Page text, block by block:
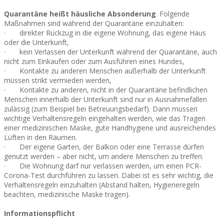
Quarantäne heißt häusliche Absonderung. Folgende
Maßnahmen sind während der Quarantäne einzuhalten:
· direkter Rückzug in die eigene Wohnung, das eigene Haus
oder die Unterkunft,
· kein Verlassen der Unterkunft während der Quarantäne, auch
nicht zum Einkaufen oder zum Ausführen eines Hundes,
· Kontakte zu anderen Menschen außerhalb der Unterkunft
müssen strikt vermieden werden,
· Kontakte zu anderen, nicht in der Quarantäne befindlichen
Menschen innerhalb der Unterkunft sind nur in Ausnahmefällen
zulässig (zum Beispiel bei Betreuungsbedarf). Dann müssen
wichtige Verhaltensregeln eingehalten werden, wie das Tragen
einer medizinischen Maske, gute Handhygiene und ausreichendes
Lüften in den Räumen.
· Der eigene Garten, der Balkon oder eine Terrasse dürfen
genutzt werden – aber nicht, um andere Menschen zu treffen.
· Die Wohnung darf nur verlassen werden, um einen PCR-
Corona-Test durchführen zu lassen. Dabei ist es sehr wichtig, die
Verhaltensregeln einzuhalten (Abstand halten, Hygieneregeln
beachten, medizinische Maske tragen).
Informationspflicht